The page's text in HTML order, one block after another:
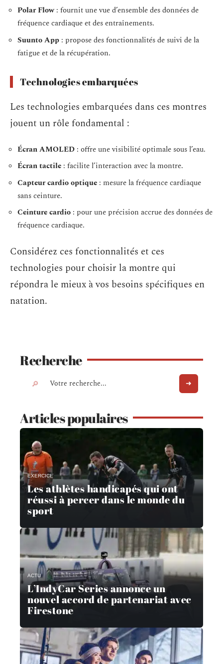
Polar Flow: fournit une vue d’ensemble des données de
fréquence cardiaque et des entraînements.
Suunto App : propose des fonctionnalités de suivi de la
fatigue et de la récupération.
Technologies embarquées
Les technologies embarquées dans ces montres
jouent un rôle fondamental :
Écran AMOLED : offre une visibilité optimale sous l’eau.
Écran tactile : facilite l’interaction avec la montre.
Capteur cardio optique : mesure la fréquence cardiaque
sans ceinture.
Ceinture cardio : pour une précision accrue des données de
fréquence cardiaque.
Considérez ces fonctionnalités et ces
technologies pour choisir la montre qui
répondra le mieux à vos besoins spécifiques en
natation.
Recherche
Articles populaires
EXERCICE
Les athlètes handicapés qui ont
réussi à percer dans le monde du
sport
ACTU
L’IndyCar Series annonce un
nouvel accord de partenariat avec
Firestone